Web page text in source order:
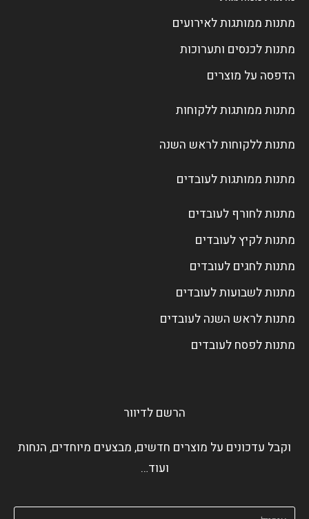
מתנות ממותגות לאירועים
מתנות לכנסים ותערוכות
הדפסה על מוצרים
מתנות ממותגות ללקוחות
מתנות ללקוחות לראש השנה
מתנות ממותגות לעובדים
מתנות לחורף לעובדים
מתנות לקיץ לעובדים
מתנות לחגים לעובדים
מתנות לשבועות לעובדים
מתנות לראש השנה לעובדים
מתנות לפסח לעובדים
הרשם לדיוור
וקבל עדכונים על מוצרים חדשים, מבצעים מיוחדים, הנחות
ועוד…